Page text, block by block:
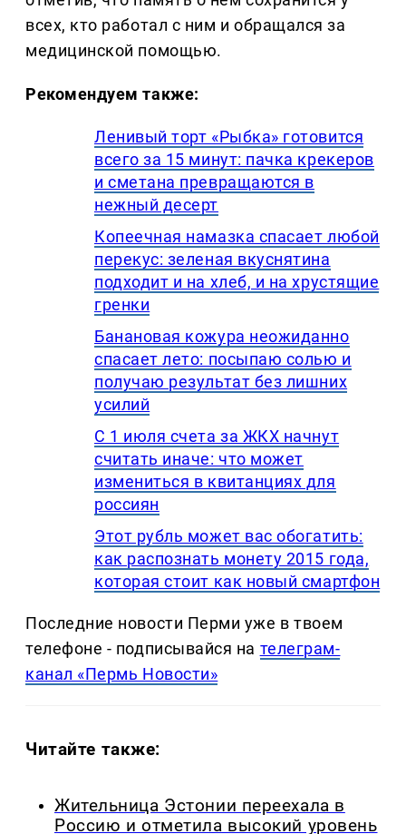
всех, кто работал с ним и обращался за
медицинской помощью.
Рекомендуем также:
Ленивый торт «Рыбка» готовится
всего за 15 минут: пачка крекеров
и сметана превращаются в
нежный десерт
Копеечная намазка спасает любой
перекус: зеленая вкуснятина
подходит и на хлеб, и на хрустящие
гренки
Банановая кожура неожиданно
спасает лето: посыпаю солью и
получаю результат без лишних
усилий
С 1 июля счета за ЖКХ начнут
считать иначе: что может
измениться в квитанциях для
россиян
Этот рубль может вас обогатить:
как распознать монету 2015 года,
которая стоит как новый смартфон
Последние новости Перми уже в твоем
телефоне - подписывайся на телеграм-
канал «Пермь Новости»
Читайте также:
Жительница Эстонии переехала в
Россию и отметила высокий уровень